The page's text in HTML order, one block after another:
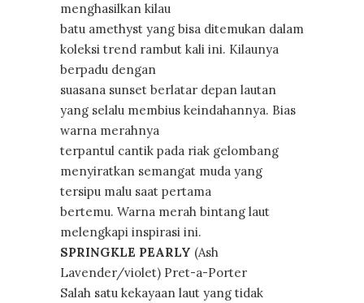
menghasilkan kilau
batu amethyst yang bisa ditemukan dalam
koleksi trend rambut kali ini. Kilaunya
berpadu dengan
suasana sunset berlatar depan lautan
yang selalu membius keindahannya. Bias
warna merahnya
terpantul cantik pada riak gelombang
menyiratkan semangat muda yang
tersipu malu saat pertama
bertemu. Warna merah bintang laut
melengkapi inspirasi ini.
SPRINGKLE PEARLY (Ash
Lavender/violet) Pret-a-Porter
Salah satu kekayaan laut yang tidak